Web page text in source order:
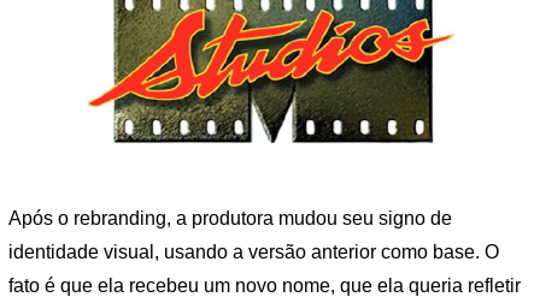
Após o rebranding, a produtora mudou seu signo de
identidade visual, usando a versão anterior como base. O
fato é que ela recebeu um novo nome, que ela queria refletir